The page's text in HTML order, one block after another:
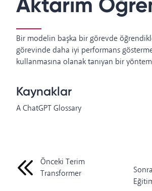
Bir modelin başka bir görevde
görevinde daha iyi performans
kullanmasına olanak tanıyan bir
Kaynaklar
A ChatGPT Glossary
Önceki Terim
Transformer